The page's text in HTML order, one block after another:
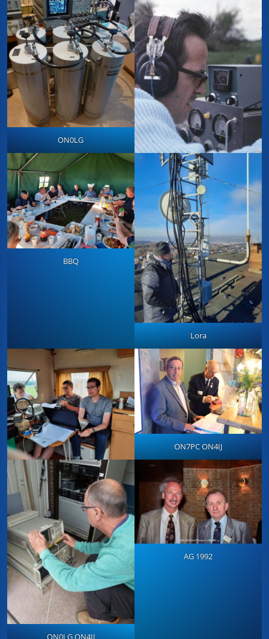
ON0LG
BBQ
Lora
ON7PC ON4IJ
ON0LG ON4IJ
AG 1992